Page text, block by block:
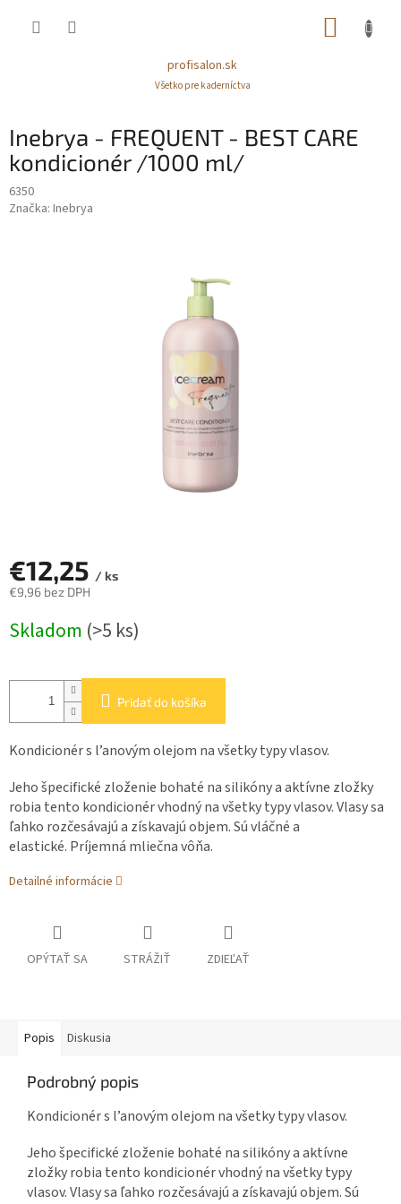
profisalon.sk
Všetko pre kaderníctva
Inebrya - FREQUENT - BEST CARE
kondicionér /1000 ml/
6350
Značka: Inebrya
€12,25 / ks
€9,96 bez DPH
cena:
Skladom (>5 ks)
Pridať do košíka
Kondicionér s l’anovým olejom na všetky typy vlasov.
Jeho špecifické zloženie bohaté na silikóny a aktívne zložky
robia tento kondicionér vhodný na všetkytypy vlasov. Vlasy sa
ľahko rozčesávajú a získavajú objem. Sú vláčné a
elastické. Príjemná mliečna vôňa.
Detailné informácie
OPÝTAŤ SA STRÁŽIŤ ZDIEĽAŤ
Popis Diskusia
Podrobný popis
Kondicionér s l’anovým olejom na všetky typy vlasov.
Jeho špecifické zloženie bohaté na silikóny a aktívne
zložky robia tento kondicionér vhodný na všetky typy
vlasov. Vlasy sa ľahko rozčesávajú a získavajú objem. Sú